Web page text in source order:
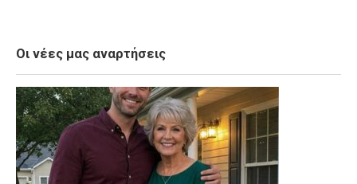
Οι νέες μας αναρτήσεις